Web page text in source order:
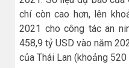
chí còn cao hơn, lên
2021 cho công tác an
458,9 tỷ USD vào năm
của Thái Lan (khoảng 520